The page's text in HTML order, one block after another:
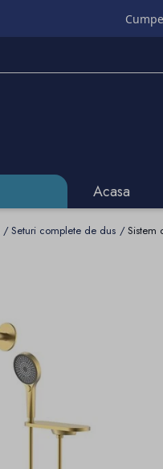
Acasa
Seturi complete de dus Sistem